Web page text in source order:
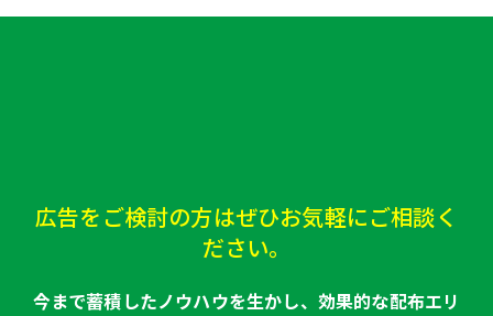
広告をご検討の方はぜひお気軽にご相談く
ださい。
今まで蓄積したノウハウを生かし、効果的な配布エリ